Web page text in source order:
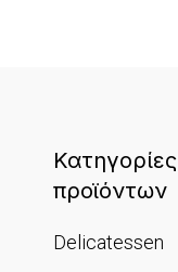
Κατηγορίες
προϊόντων
Delicatessen